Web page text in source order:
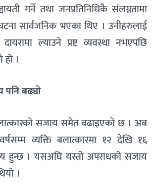
गर्ने तथा जनप्रतिनिधिकै संलग्नतामा
सार्वजनिक भएका थिए । उनीहरुलाई
ल्याउने प्रष्ट व्यवस्था नभएपछि
।
पनि बढ्यो
सजाय समेत बढाइएको छ । अब
व्यक्ति बलात्कारमा १२ देखि १६
हुन्छ । यसअघि यस्तो अपराधको सजाय
।